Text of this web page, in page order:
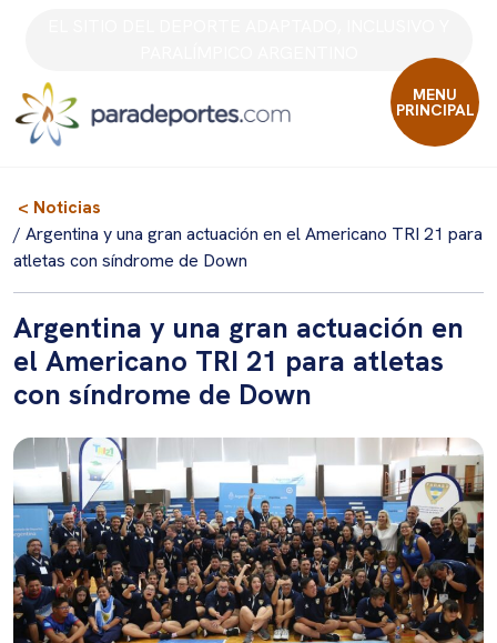
MENU
PRINCIPAL
< Noticias
/ Argentina y una gran actuación en el Americano TRI 21 para
atletas con síndrome de Down
Argentina y una gran actuación en
el Americano TRI 21 para atletas
con síndrome de Down